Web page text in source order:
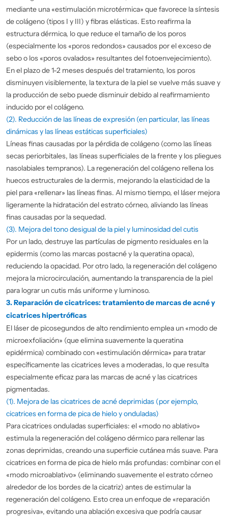
mediante una «estimulación microtérmica» que favorece la síntesis
de colágeno (tipos I y III) y fibras elásticas. Esto reafirma la
estructura dérmica, lo que reduce el tamaño de los poros
(especialmente los «poros redondos» causados por el exceso de
sebo o los «poros ovalados» resultantes del fotoenvejecimiento).
En el plazo de 1-2 meses después del tratamiento, los poros
disminuyen visiblemente, la textura de la piel se vuelve más suave y
la producción de sebo puede disminuir debido al reafirmamiento
inducido por el colágeno.
(2). Reducción de las líneas de expresión (en particular, las líneas
dinámicas y las líneas estáticas superficiales)
Líneas finas causadas por la pérdida de colágeno (como las líneas
secas periorbitales, las líneas superficiales de la frente y los pliegues
nasolabiales tempranos). La regeneración del colágeno rellena los
huecos estructurales de la dermis, mejorando la elasticidad de la
piel para «rellenar» las líneas finas. Al mismo tiempo, el láser mejora
ligeramente la hidratación del estrato córneo, aliviando las líneas
finas causadas por la sequedad.
(3). Mejora del tono desigual de la piel y luminosidad del cutis
Por un lado, destruye las partículas de pigmento residuales en la
epidermis (como las marcas postacné y la queratina opaca),
reduciendo la opacidad. Por otro lado, la regeneración del colágeno
mejora la microcirculación, aumentando la transparencia de la piel
para lograr un cutis más uniforme y luminoso.
3. Reparación de cicatrices: tratamiento de marcas de acné y
cicatrices hipertróficas
El láser de picosegundos de alto rendimiento emplea un «modo de
microexfoliación» (que elimina suavemente la queratina
epidérmica) combinado con «estimulación dérmica» para tratar
específicamente las cicatrices leves a moderadas, lo que resulta
especialmente eficaz para las marcas de acné y las cicatrices
pigmentadas.
(1). Mejora de las cicatrices de acné deprimidas (por ejemplo,
cicatrices en forma de pica de hielo y onduladas)
Para cicatrices onduladas superficiales: el «modo no ablativo»
estimula la regeneración del colágeno dérmico para rellenar las
zonas deprimidas, creando una superficie cutánea más suave. Para
cicatrices en forma de pica de hielo más profundas: combinar con el
«modo microablativo» (eliminando suavemente el estrato córneo
alrededor de los bordes de la cicatriz) antes de estimular la
regeneración del colágeno. Esto crea un enfoque de «reparación
progresiva», evitando una ablación excesiva que podría causar